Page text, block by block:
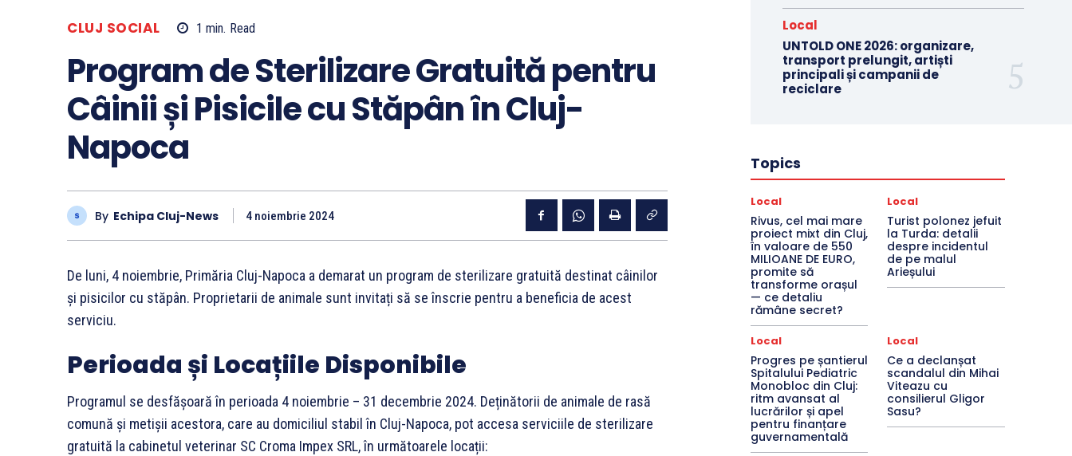
CLUJ SOCIAL 1 min. Read
Program de Sterilizare Gratuită pentru
Câinii și Pisicile cu Stăpân în Cluj-
Napoca
By Echipa Cluj-News 4 noiembrie 2024
De luni, 4 noiembrie, Primăria Cluj-Napoca a demarat un program de sterilizare gratuită destinat câinilor
și pisicilor cu stăpân. Proprietarii de animale sunt invitați să se înscrie pentru a beneficia de acest
serviciu.
Perioada și Locațiile Disponibile
Programul se desfășoară în perioada 4 noiembrie – 31 decembrie 2024. Deținătorii de animale de rasă
comună și metișii acestora, care au domiciliul stabil în Cluj-Napoca, pot accesa serviciile de sterilizare
gratuită la cabinetul veterinar SC Croma Impex SRL, în următoarele locații:
Local
UNTOLD ONE 2026: organizare,
transport prelungit, artiști
principali și campanii de
reciclare
Topics
Local
Rivus, cel mai mare
proiect mixt din Cluj,
în valoare de 550
MILIOANE DE EURO,
promite să
transforme orașul
— ce detaliu
rămâne secret?
Local
Turist polonez jefuit
la Turda: detalii
despre incidentul
de pe malul
Arieșului
Local
Progres pe șantierul
Spitalului Pediatric
Monobloc din Cluj:
ritm avansat al
lucrărilor și apel
pentru finanțare
guvernamentală
Local
Ce a declanșat
scandalul din Mihai
Viteazu cu
consilierul Gligor
Sasu?